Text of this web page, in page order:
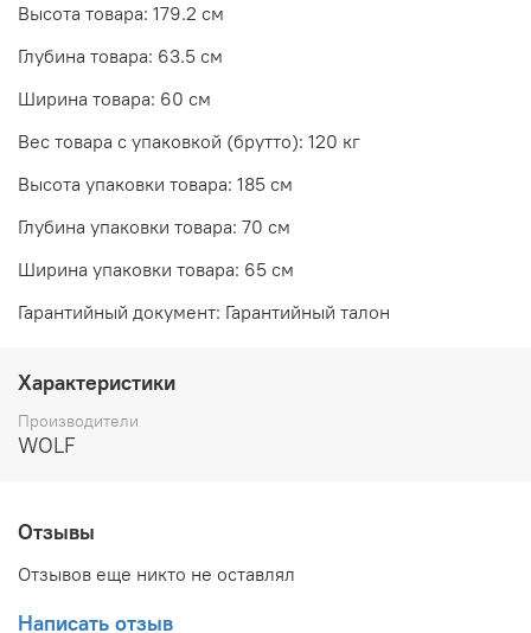
Высота товара: 179.2 см
Глубина товара: 63.5 см
Ширина товара: 60 см
Вес товара с упаковкой (брутто): 120 кг
Высота упаковки товара: 185 см
Глубина упаковки товара: 70 см
Ширина упаковки товара: 65 см
Гарантийный документ: Гарантийный талон
Характеристики
Производители
WOLF
Отзывы
Отзывов еще никто не оставлял
Написать отзыв